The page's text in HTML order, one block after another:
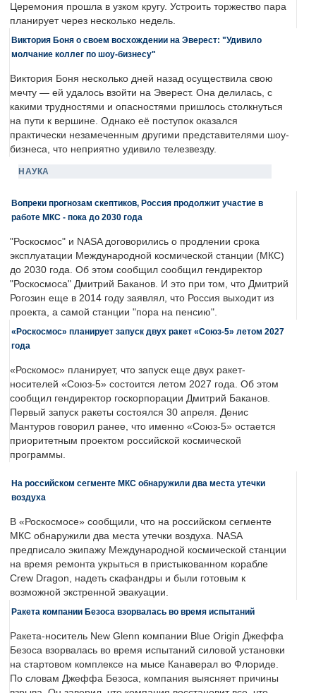
Церемония прошла в узком кругу. Устроить торжество пара
планирует через несколько недель.
Виктория Боня о своем восхождении на Эверест: "Удивило
молчание коллег по шоу-бизнесу"
Виктория Боня несколько дней назад осуществила свою
мечту — ей удалось взойти на Эверест. Она делилась, с
какими трудностями и опасностями пришлось столкнуться
на пути к вершине. Однако её поступок оказался
практически незамеченным другими представителями шоу-
бизнеса, что неприятно удивило телезвезду.
НАУКА
Вопреки прогнозам скептиков, Россия продолжит участие в
работе МКС - пока до 2030 года
"Роскосмос" и NASA договорились о продлении срока
эксплуатации Международной космической станции (МКС)
до 2030 года. Об этом сообщил сообщил гендиректор
"Роскосмоса" Дмитрий Баканов. И это при том, что Дмитрий
Рогозин еще в 2014 году заявлял, что Россия выходит из
проекта, а самой станции "пора на пенсию".
«Роскосмос» планирует запуск двух ракет «Союз-5» летом 2027
года
«Роскомос» планирует, что запуск еще двух ракет-
носителей «Союз-5» состоится летом 2027 года. Об этом
сообщил гендиректор госкорпорации Дмитрий Баканов.
Первый запуск ракеты состоялся 30 апреля. Денис
Мантуров говорил ранее, что именно «Союз-5» остается
приоритетным проектом российской космической
программы.
На российском сегменте МКС обнаружили два места утечки
воздуха
В «Роскосмосе» сообщили, что на российском сегменте
МКС обнаружили два места утечки воздуха. NASA
предписало экипажу Международной космической станции
на время ремонта укрыться в пристыкованном корабле
Crew Dragon, надеть скафандры и были готовым к
возможной экстренной эвакуации.
Ракета компании Безоса взорвалась во время испытаний
Ракета-носитель New Glenn компании Blue Origin Джеффа
Безоса взорвалась во время испытаний силовой установки
на стартовом комплексе на мысе Канаверал во Флориде.
По словам Джеффа Безоса, компания выясняет причины